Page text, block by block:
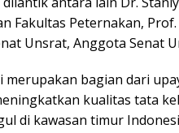
Fakultas Peternakan,
Unsrat, Anggota Senat
merupakan bagian dari
kualitas tata
di kawasan timur